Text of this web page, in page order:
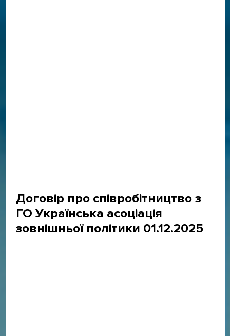
Договір про співробітництво з
ГО Українська асоціація
зовнішньої політики 01.12.2025